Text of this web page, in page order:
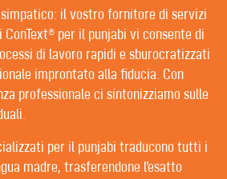
| COACHING
SEMPLICE
CON INTELLIGENZA ARTIFICIALE
DI BOZZE
| REVISORI
il vostro fornitore di servizi
per il punjabi vi consente di
di lavoro rapidi e sburocratizzati
improntato alla fiducia. Con
professionale ci sintonizziamo sulle
per il punjabi traducono tutti i
madre, trasferendone l’esatto